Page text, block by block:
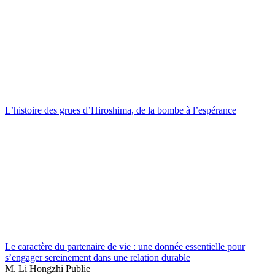
L’histoire des grues d’Hiroshima, de la bombe à l’espérance
Le caractère du partenaire de vie : une donnée essentielle pour
s’engager sereinement dans une relation durable
M. Li Hongzhi Publie